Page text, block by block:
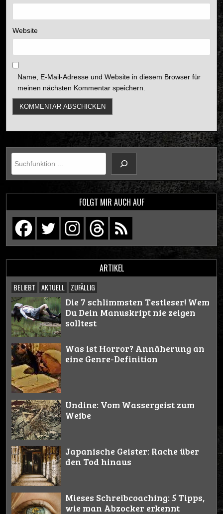
Website
Name, E-Mail-Adresse und Website in diesem Browser für
meinen nächsten Kommentar speichern.
FOLGT MIR AUCH AUF
ARTIKEL
BELIEBT AKTUELL ZUFÄLLIG
Die 7 schlimmsten Testleser! Wem
Du Dein Manuskript nie zeigen
solltest
Was ist Horror? Annäherung an
eine Genre-Definition
Undine: Vom Wassergeist zum
Weibe
Japanische Geister: Rache über
den Tod hinaus
Mieses Schreibcoaching: 5 Tipps,
wie man Abzocker erkennt